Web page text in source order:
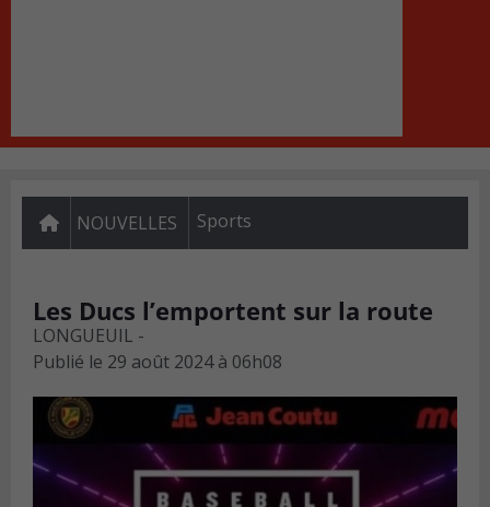
NOUVELLES Sports
Les Ducs l’emportent sur la route
LONGUEUIL -
Publié le 29 août 2024 à 06h08